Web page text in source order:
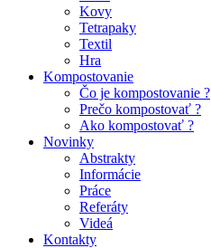
Kovy
Tetrapaky
Textil
Hra
Kompostovanie
Čo je kompostovanie ?
Prečo kompostovať ?
Ako kompostovať ?
Novinky
Abstrakty
Informácie
Práce
Referáty
Videá
Kontakty